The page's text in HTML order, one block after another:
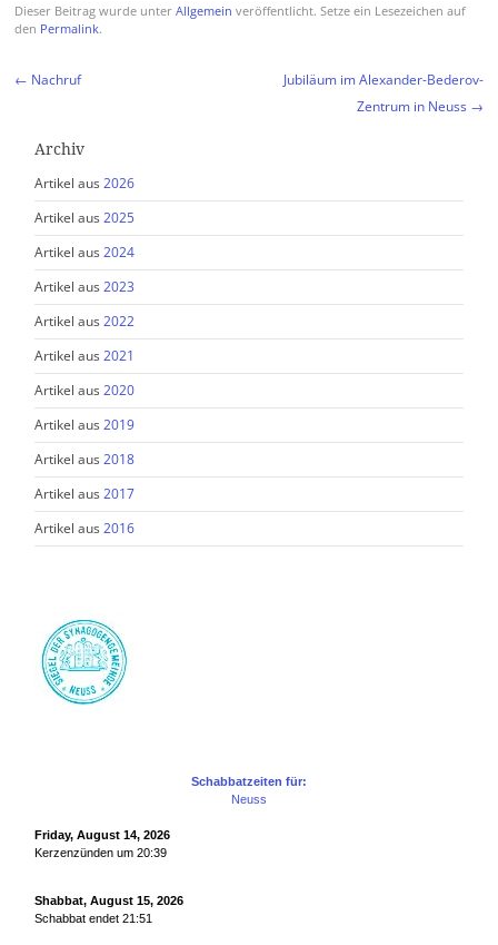
Dieser Beitrag wurde unter Allgemein veröffentlicht. Setze ein Lesezeichen auf
den Permalink.
Beitragsnavigation
← Nachruf
Jubiläum im Alexander-Bederov-
Zentrum in Neuss →
Archiv
Artikel aus2026
Artikel aus2025
Artikel aus2024
Artikel aus2023
Artikel aus2022
Artikel aus2021
Artikel aus2020
Artikel aus2019
Artikel aus2018
Artikel aus2017
Artikel aus2016
Schabbatzeiten für:
Neuss
Friday, August 14, 2026
Kerzenzünden um 20:39
Shabbat, August 15, 2026
Schabbat endet 21:51